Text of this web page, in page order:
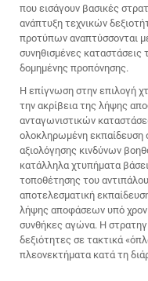
που εισάγουν βασικές
ανάπτυξη τεχνικών
προτύπων αναπτύσσονται
συνηθισμένες καταστάσεις
δομημένης προπόνησης.
Η επίγνωση στην επιλογή
την ακρίβεια της λήψης
ανταγωνιστικών
ολοκληρωμένη εκπαίδευση
αξιολόγησης κινδύνων
κατάλληλα χτυπήματα
τοποθέτησης του
αποτελεσματική
λήψης αποφάσεων υπό
συνθήκες αγώνα. Η
δεξιότητες σε τακτικά
πλεονεκτήματα κατά τη